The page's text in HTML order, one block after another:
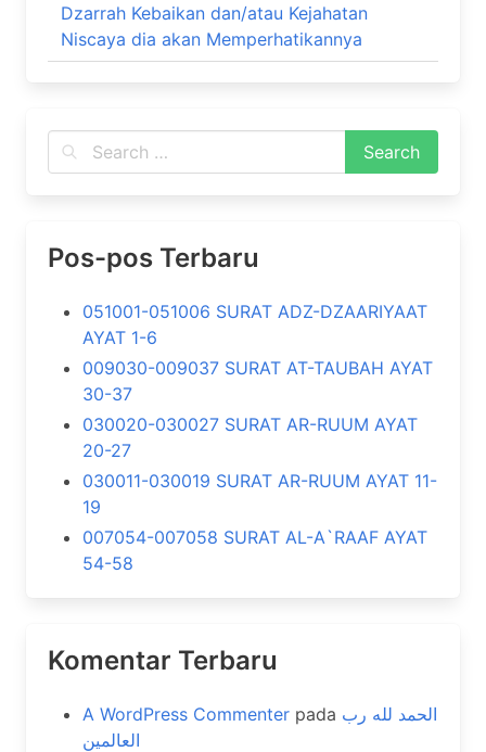
Dzarrah Kebaikan dan/atau Kejahatan
Niscaya dia akan Memperhatikannya
Pos-pos Terbaru
051001-051006 SURAT ADZ-DZAARIYAAT
AYAT 1-6
009030-009037 SURAT AT-TAUBAH AYAT
30-37
030020-030027 SURAT AR-RUUM AYAT
20-27
030011-030019 SURAT AR-RUUM AYAT 11-
19
007054-007058 SURAT AL-A`RAAF AYAT
54-58
Komentar Terbaru
A WordPress Commenter pada الحمد لله رب
العالمين